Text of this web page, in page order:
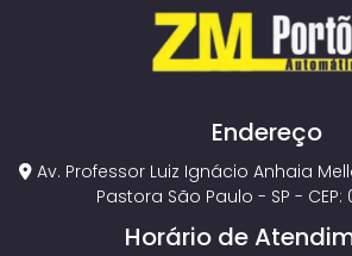
Endereço
Av. Professor Luiz Ignácio Anhaia
Pastora São Paulo - SP - CEP:
Horário de